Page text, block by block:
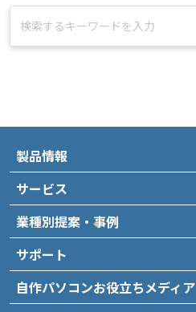
製品情報
サービス
業種別提案・事例
サポート
自作パソコンお役立ちメディア